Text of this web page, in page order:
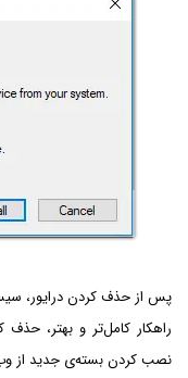
پس از حذف کردن درایور،
راهکار کامل‌تر و بهتر،
نصب کردن بسته‌ی جدید از